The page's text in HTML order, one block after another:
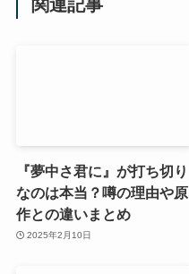
関連記事
『夢中さ君に』が打ち切り
なのは本当？噂の理由や原
作との違いまとめ
2025年2月10日